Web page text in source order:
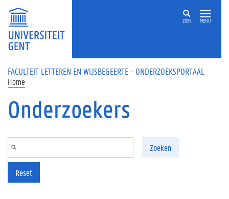
Overslaan en naar de inhoud gaan
ZOEK MENU
FACULTEIT LETTEREN EN WIJSBEGEERTE - ONDERZOEKSPORTAAL
Home
Onderzoekers
Zoeken
Reset